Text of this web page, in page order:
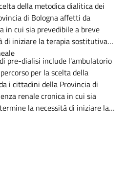
della metodica dialitica dei
di Bologna affetti da
in cui sia prevedibile a breve
di iniziare la terapia sostitutiva
pre-dialisi include l'ambulatorio
per la scelta della
i cittadini della Provincia di
renale cronica in cui sia
la necessità di iniziare la
o dialisi peritoneale).